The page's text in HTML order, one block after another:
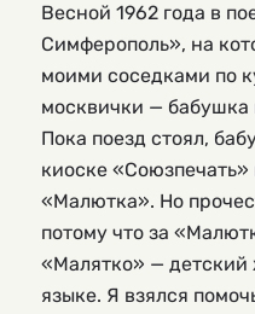
Весной 1962 года в
Симферополь», на
моими соседками по
москвички — бабушка
Пока поезд стоял,
киоске
«Малютка». Но
потому что за
«Малятко» —
языке. Я взялся